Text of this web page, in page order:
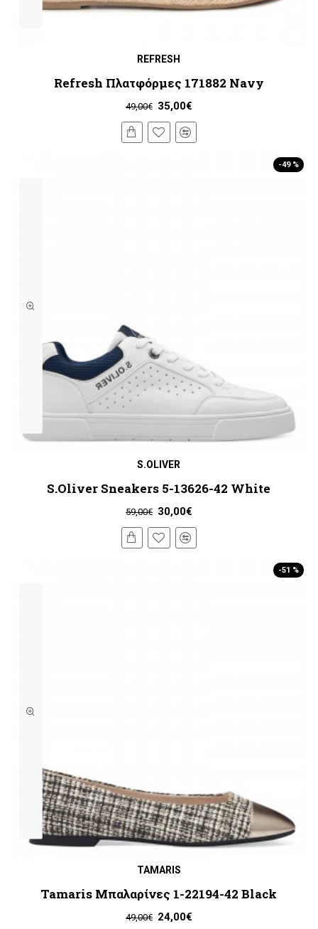
REFRESH
Refresh Πλατφόρμες 171882 Navy
35,00€
49,00€
-49 %
S.OLIVER
S.Oliver Sneakers 5-13626-42 White
30,00€
59,00€
-51 %
TAMARIS
Tamaris Μπαλαρίνες 1-22194-42 Black
24,00€
49,00€